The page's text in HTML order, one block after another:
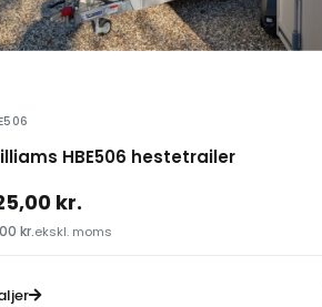
HBE506 hestetrailer
kr.
kr.ekskl. moms